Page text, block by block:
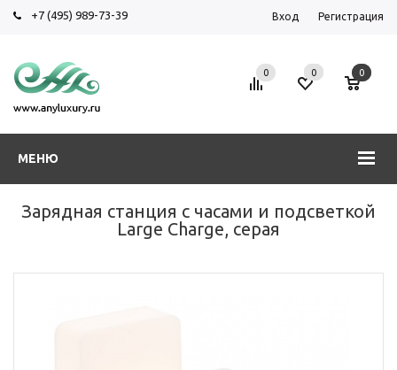
+7 (495) 989-73-39 Вход Регистрация
МЕНЮ
0 0 0
Зарядная станция с часами и подсветкой
Large Charge, серая